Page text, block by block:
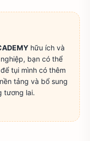
hữu ích và
bạn có thể
tụi mình có thêm
tảng và bổ sung
tương lai.